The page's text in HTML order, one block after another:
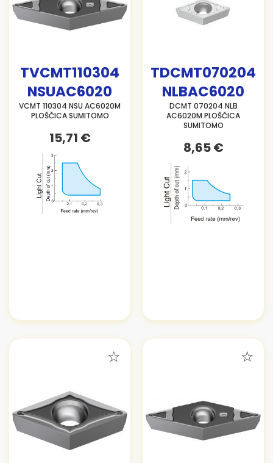
TVCMT110304
NSUAC6020
VCMT 110304 NSU AC6020M
PLOŠČICA SUMITOMO
15,71 €
TDCMT070204
NLBAC6020
DCMT 070204 NLB
AC6020M PLOŠČICA
SUMITOMO
8,65 €